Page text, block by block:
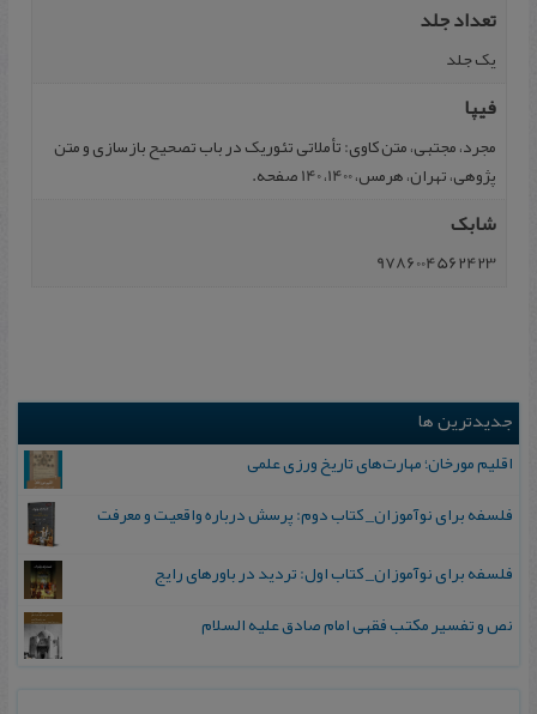
تعداد جلد
یک جلد
فیپا
مجرد، مجتبی، متن کاوی: تأملاتی تئوریک در باب تصحیح بازسازی و متن
پژوهی، تهران، هرمس، 1400، 140 صفحه.
شابک
9786004562423
جدیدترین ها
اقلیم مورخان؛ مهارت‌های تاریخ ورزی علمی
فلسفه برای نوآموزان_ کتاب دوم: پرسش درباره واقعیت و معرفت
فلسفه برای نوآموزان_ کتاب اول: تردید در باورهای رایج
نص و تفسیر مکتب فقهی امام صادق علیه السلام